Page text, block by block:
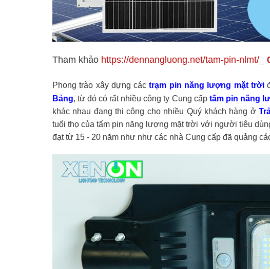
Tham khảo https://dennangluong.net/tam-pin-nlmt/
Phong trào xây dựng cáctrạm pin năng lượng mặt trời
Bảng, từ đó có rất nhiều công ty Cung cấp tấm pin năng
khác nhau đang thi công cho nhiều Quý khách hàng ở
tuổi thọ của tấm pin năng lượng mặt trời với người tiêu
đạt từ 15 - 20 năm như như các nhà Cung cấp đã quảng